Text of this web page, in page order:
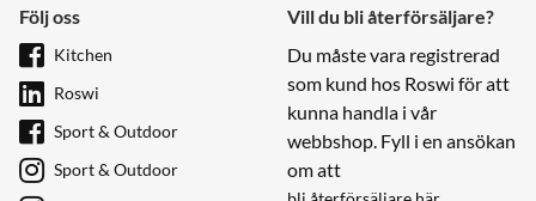
Följ oss
Kitchen
Roswi
Sport & Outdoor
Sport & Outdoor
Vill du bli återförsäljare?
Du måste vara registrerad
som kund hos Roswi för att
kunna handla i vår
webbshop. Fyll i en ansökan
om att